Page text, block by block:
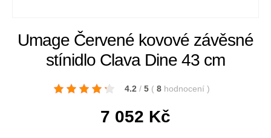
Umage Červené kovové závěsné
stínidlo Clava Dine 43 cm
4.2 / 5 ( 8 hodnocení )
7 052 Kč